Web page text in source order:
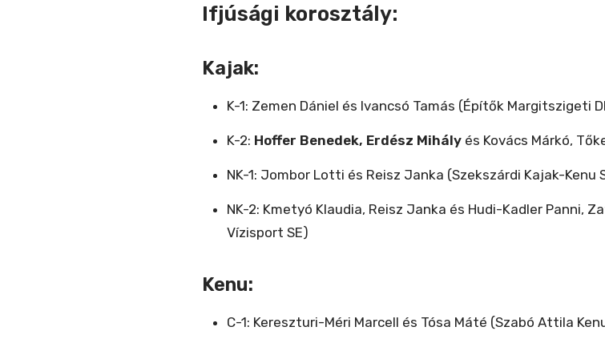
Ifjúsági korosztály:
Kajak:
K-1: Zemen Dániel és Ivancsó Tamás (Építők Margitszigeti
K-2: Hoffer Benedek, Erdész Mihályés Kovács Márkó,
NK-1: Jombor Lotti és Reisz Janka (Szekszárdi Kajak-Kenu
NK-2: Kmetyó Klaudia, Reisz Janka és Hudi-Kadler Panni,
Vízisport SE)
Kenu:
C-1: Kereszturi-Méri Marcell és Tósa Máté (Szabó Attila